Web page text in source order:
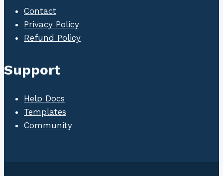
Contact
Privacy Policy
Refund Policy
Support
Help Docs
Templates
Community